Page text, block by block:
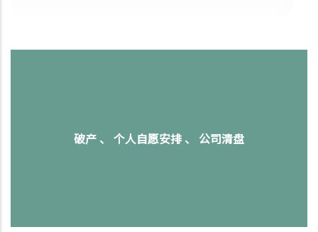
破产 、 个人自愿安排 、 公司清盘